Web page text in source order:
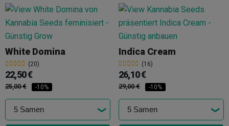
White Domina
(20)
22,50 €
25,00 € -10%
Indica Cream
(16)
26,10 €
29,00 € -10%